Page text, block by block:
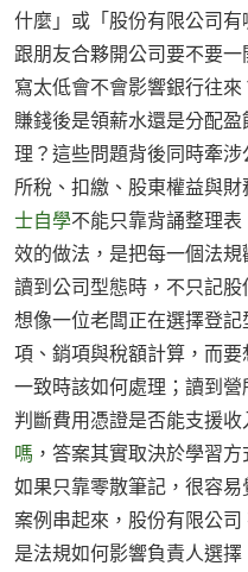
什麼」或「股份有限公司
跟朋友合夥開公司要不要
寫太低會不會影響銀行往
賺錢後是領薪水還是分配
理？這些問題背後同時牽
所稅、扣繳、股東權益與
士自學不能只靠背誦整理
效的做法，是把每一個法
讀到公司型態時，不只記
想像一位老闆正在選擇登
項、銷項與稅額計算，而
一致時該如何處理；讀到
判斷費用憑證是否能支援
嗎 ，答案其實取決於學習
如果只靠零散筆記，很容
案例串起來，股份有限公
是法規如何影響負責人選